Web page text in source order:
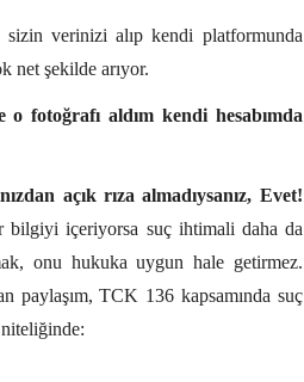
sizin verinizi alıp kendi platformunda
net şekilde arıyor.
fotoğrafı aldım kendi hesabımda
açık rıza almadıysanız, Evet!
bilgiyi içeriyorsa suç ihtimali daha da
onu hukuka uygun hale getirmez.
paylaşım, TCK 136 kapsamında suç